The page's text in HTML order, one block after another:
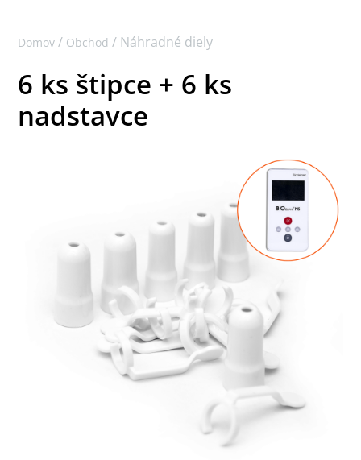
Domov / Obchod / Náhradné diely
6 ks štipce + 6 ks
nadstavce